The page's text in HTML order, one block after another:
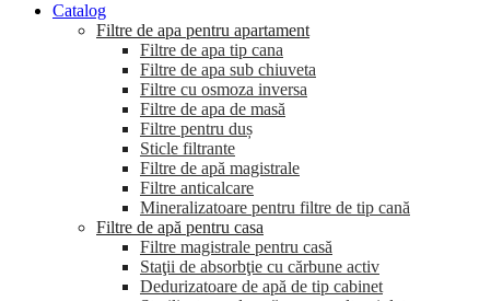
Catalog
Filtre de apa pentru apartament
Filtre de apa tip cana
Filtre de apa sub chiuveta
Filtre cu osmoza inversa
Filtre de apa de masă
Filtre pentru duș
Sticle filtrante
Filtre de apă magistrale
Filtre anticalcare
Mineralizatoare pentru filtre de tip cană
Filtre de apă pentru casa
Filtre magistrale pentru casă
Staţii de absorbţie cu cărbune activ
Dedurizatoare de apă de tip cabinet